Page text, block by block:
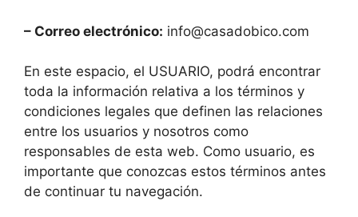
– Correo electrónico: info@casadobico.com
En este espacio, el USUARIO, podrá encontrar
toda la información relativa a los términos y
condiciones legales que definen las relaciones
entre los usuarios y nosotros como
responsables de esta web. Como usuario, es
importante que conozcas estos términos antes
de continuar tu navegación.